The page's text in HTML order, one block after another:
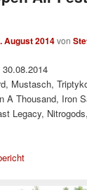
August 2014von
Mustasch,
A Thousand, Iron
Legacy,